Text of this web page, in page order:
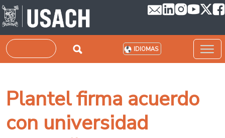
Pasar al contenido principal
Buscar IDIOMAS
Plantel firma acuerdo
con universidad